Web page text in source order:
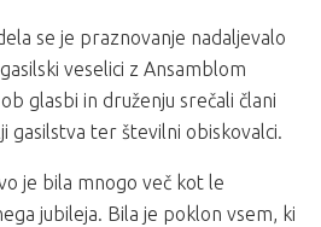
se je praznovanje nadaljevalo
veselici z Ansamblom
glasbi in druženju srečali člani
gasilstva ter številni obiskovalci.
je bila mnogo več kot le
jubileja. Bila je poklon vsem, ki